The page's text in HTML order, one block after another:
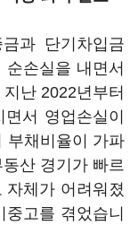
과 단기차입금
손실을 내면서
난 2022년부터
서 영업손실이
부채비율이 가파
산 경기가 빠르
자체가 어려워졌
고를 겪었습니